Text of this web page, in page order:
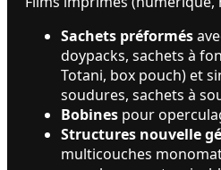
Sachets préformés
doypacks, sachets à
Totani, box pouch) et
soudures, sachets à
Bobines pour
Structures nouvelle
multicouches